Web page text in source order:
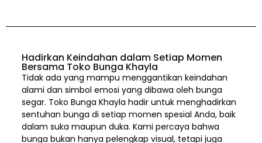
Hadirkan Keindahan dalam Setiap Momen
Bersama Toko Bunga Khayla
Tidak ada yang mampu menggantikan keindahan
alami dan simbol emosi yang dibawa oleh bunga
segar. Toko Bunga Khayla hadir untuk menghadirkan
sentuhan bunga di setiap momen spesial Anda, baik
dalam suka maupun duka. Kami percaya bahwa
bunga bukan hanya pelengkap visual, tetapi juga